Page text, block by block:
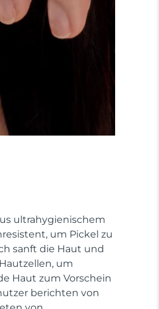
ultrahygienischem
um Pickel zu
sanft die Haut und
um
Haut zum Vorschein
berichten von